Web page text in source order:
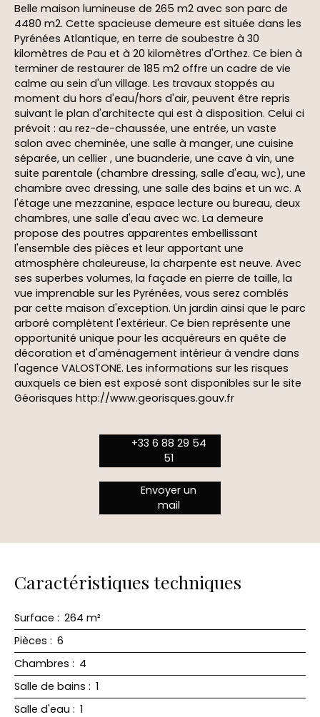
Belle maison lumineuse de 265 m2 avec son parc de
4480 m2. Cette spacieuse demeure est située dans les
Pyrénées Atlantique, en terre de soubestre à 30
kilomètres de Pau et à 20 kilomètres d'Orthez. Ce bien à
terminer de restaurer de 185 m2 offre un cadre de vie
calme au sein d'un village. Les travaux stoppés au
moment du hors d'eau/hors d'air, peuvent être repris
suivant le plan d'architecte qui est à disposition. Celui ci
prévoit : au rez-de-chaussée, une entrée, un vaste
salon avec cheminée, une salle à manger, une cuisine
séparée, un cellier , une buanderie, une cave à vin, une
suite parentale (chambre dressing, salle d'eau, wc), une
chambre avec dressing, une salle des bains et un wc. A
l'étage une mezzanine, espace lecture ou bureau, deux
chambres, une salle d'eau avec wc. La demeure
propose des poutres apparentes embellissant
l'ensemble des pièces et leur apportant une
atmosphère chaleureuse, la charpente est neuve. Avec
ses superbes volumes, la façade en pierre de taille, la
vue imprenable sur les Pyrénées, vous serez comblés
par cette maison d'exception. Un jardin ainsi que le parc
arboré complètent l'extérieur. Ce bien représente une
opportunité unique pour les acquéreurs en quête de
décoration et d'aménagement intérieur à vendre dans
l'agence VALOSTONE. Les informations sur les risques
auxquels ce bien est exposé sont disponibles sur le site
Géorisques http://www.georisques.gouv.fr
+33 6 88 29 54
51
Envoyer un
mail
Caractéristiques techniques
Surface : 264 m²
Pièces : 6
Chambres : 4
Salle de bains : 1
Salle d'eau : 1